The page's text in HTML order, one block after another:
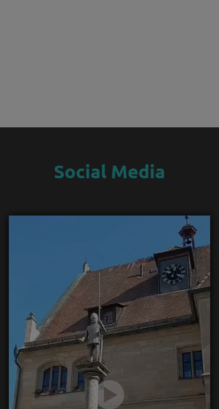
Social Media